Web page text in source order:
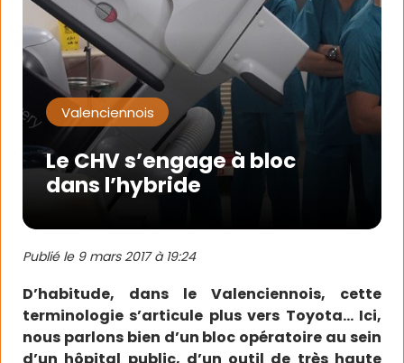
Valenciennois
Le CHV s’engage à bloc
dans l’hybride
Publié le 9 mars 2017 à 19:24
D’habitude, dans le Valenciennois, cette
terminologie s’articule plus vers Toyota… Ici,
nous parlons bien d’un bloc opératoire au sein